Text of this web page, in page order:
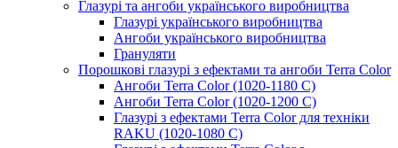
Глазурі та ангоби українського виробництва
Глазурі українського виробництва
Ангоби українського виробництва
Грануляти
Порошкові глазурі з ефектами та ангоби Terra Color
Ангоби Terra Color (1020-1180 С)
Ангоби Terra Color (1020-1200 С)
Глазурі з ефектами Terra Color для техніки
RAKU (1020-1080 С)